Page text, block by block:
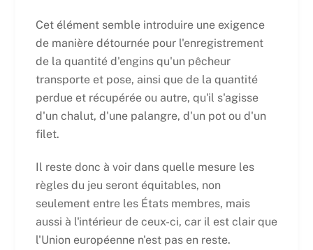
Cet élément semble introduire une exigence
de manière détournée pour l'enregistrement
de la quantité d'engins qu'un pêcheur
transporte et pose, ainsi que de la quantité
perdue et récupérée ou autre, qu'il s'agisse
d'un chalut, d'une palangre, d'un pot ou d'un
filet.
Il reste donc à voir dans quelle mesure les
règles du jeu seront équitables, non
seulement entre les États membres, mais
aussi à l'intérieur de ceux-ci, car il est clair que
l'Union européenne n'est pas en reste.